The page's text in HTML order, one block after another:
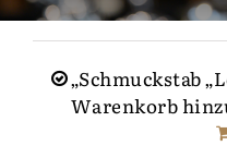
„Schmuckstab
Warenkorb